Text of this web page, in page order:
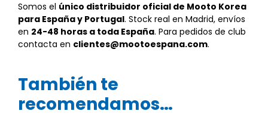
Somos el único distribuidor oficial de Mooto Korea
para España y Portugal. Stock real en Madrid, envíos
en 24-48 horas a toda España. Para pedidos de club
contacta en clientes@mootoespana.com.
También te
recomendamos…